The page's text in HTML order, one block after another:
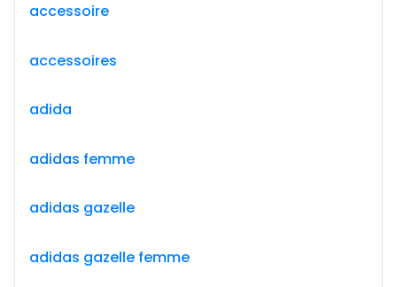
accessoire
accessoires
adida
adidas femme
adidas gazelle
adidas gazelle femme